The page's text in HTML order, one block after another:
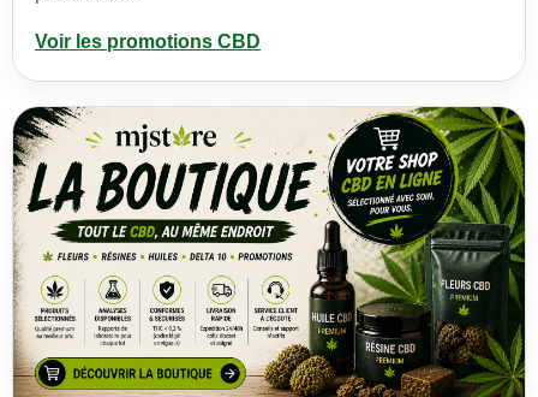
Voir les promotions CBD